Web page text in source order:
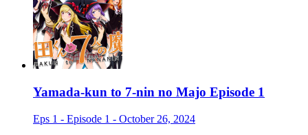
Yamada-kun to 7-nin no Majo Episode 1
Eps 1 - Episode 1 - October 26, 2024